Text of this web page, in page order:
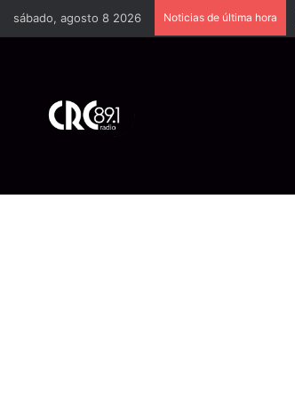
sábado, agosto 8 2026 Noticias de última hora